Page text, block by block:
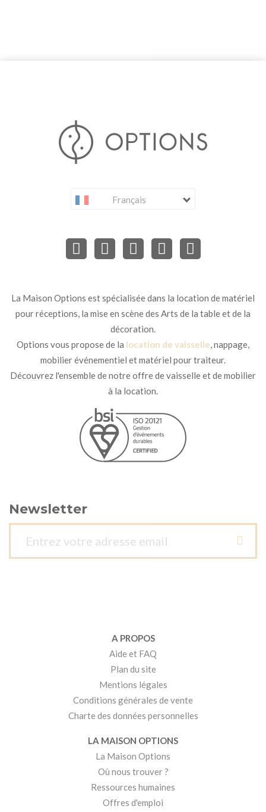
Français
La Maison Options est spécialisée dans la location de matériel
pour réceptions, la mise en scène des Arts de la table et de la
décoration.
Options vous propose de la location de vaisselle, nappage,
mobilier événementiel et matériel pour traiteur.
Découvrez l'ensemble de notre offre de vaisselle et de mobilier
à la location.
Newsletter
A PROPOS
Aide et FAQ
Plan du site
Mentions légales
Conditions générales de vente
Charte des données personnelles
LA MAISON OPTIONS
La Maison Options
Où nous trouver ?
Ressources humaines
Offres d'emploi